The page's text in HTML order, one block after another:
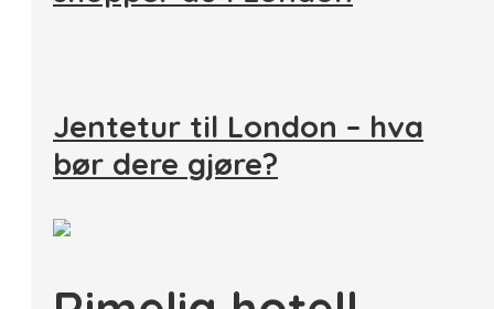
Jentetur til London – hva
bør dere gjøre?